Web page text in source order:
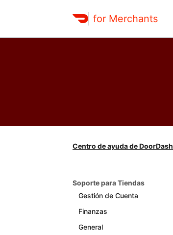
for Merchants
Centro de ayuda de DoorDash
Soporte para Tiendas
Gestión de Cuenta
Finanzas
General